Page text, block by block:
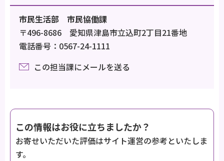
市民生活部 市民協働課
〒496-8686 愛知県津島市立込町2丁目21番地
電話番号：0567-24-1111
この担当課にメールを送る
この情報はお役に立ちましたか？
お寄せいただいた評価はサイト運営の参考といたしま
す。